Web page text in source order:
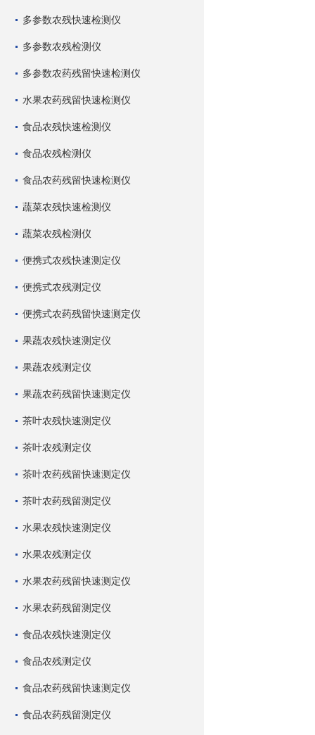
多参数农残快速检测仪
多参数农残检测仪
多参数农药残留快速检测仪
水果农药残留快速检测仪
食品农残快速检测仪
食品农残检测仪
食品农药残留快速检测仪
蔬菜农残快速检测仪
蔬菜农残检测仪
便携式农残快速测定仪
便携式农残测定仪
便携式农药残留快速测定仪
果蔬农残快速测定仪
果蔬农残测定仪
果蔬农药残留快速测定仪
茶叶农残快速测定仪
茶叶农残测定仪
茶叶农药残留快速测定仪
茶叶农药残留测定仪
水果农残快速测定仪
水果农残测定仪
水果农药残留快速测定仪
水果农药残留测定仪
食品农残快速测定仪
食品农残测定仪
食品农药残留快速测定仪
食品农药残留测定仪